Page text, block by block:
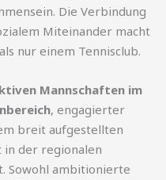
Die Verbindung
Miteinander macht
nur einem Tennisclub.
Mannschaften im
, engagierter
breit aufgestellten
in der regionalen
Sowohl ambitionierte